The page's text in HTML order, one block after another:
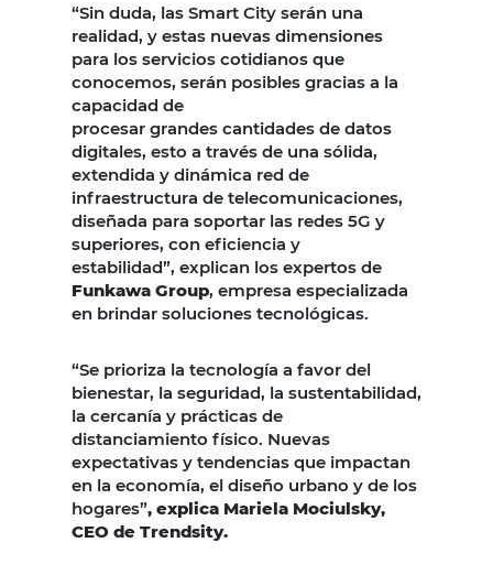
“Sin duda, las Smart City serán una
realidad, y estas nuevas dimensiones
para los servicios cotidianos que
conocemos, serán posibles gracias a la
capacidad de
procesar grandes cantidades de datos
digitales, esto a través de una sólida,
extendida y dinámica red de
infraestructura de telecomunicaciones,
diseñada para soportar las redes 5G y
superiores, con eficiencia y
estabilidad”, explican los expertos de
Funkawa Group, empresa especializada
en brindar soluciones tecnológicas.
“Se prioriza la tecnología a favor del
bienestar, la seguridad, la sustentabilidad,
la cercanía y prácticas de
distanciamiento físico. Nuevas
expectativas y tendencias que impactan
en la economía, el diseño urbano y de los
hogares”, explica Mariela Mociulsky,
CEO de Trendsity.